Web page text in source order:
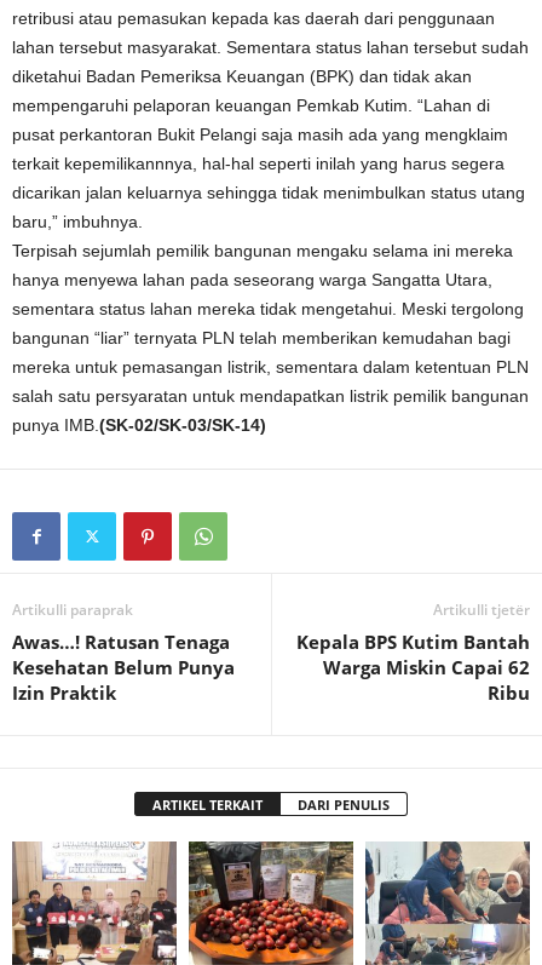
retribusi atau pemasukan kepada kas daerah dari penggunaan
lahan tersebut masyarakat. Sementara status lahan tersebut sudah
diketahui Badan Pemeriksa Keuangan (BPK) dan tidak akan
mempengaruhi pelaporan keuangan Pemkab Kutim. “Lahan di
pusat perkantoran Bukit Pelangi saja masih ada yang mengklaim
terkait kepemilikannnya, hal-hal seperti inilah yang harus segera
dicarikan jalan keluarnya sehingga tidak menimbulkan status utang
baru,” imbuhnya.
Terpisah sejumlah pemilik bangunan mengaku selama ini mereka
hanya menyewa lahan pada seseorang warga Sangatta Utara,
sementara status lahan mereka tidak mengetahui. Meski tergolong
bangunan “liar” ternyata PLN telah memberikan kemudahan bagi
mereka untuk pemasangan listrik, sementara dalam ketentuan PLN
salah satu persyaratan untuk mendapatkan listrik pemilik bangunan
punya IMB. (SK-02/SK-03/SK-14)
Artikulli paraprak
Awas…! Ratusan Tenaga
Kesehatan Belum Punya
Izin Praktik
Artikulli tjetër
Kepala BPS Kutim Bantah
Warga Miskin Capai 62
Ribu
ARTIKEL TERKAIT DARI PENULIS